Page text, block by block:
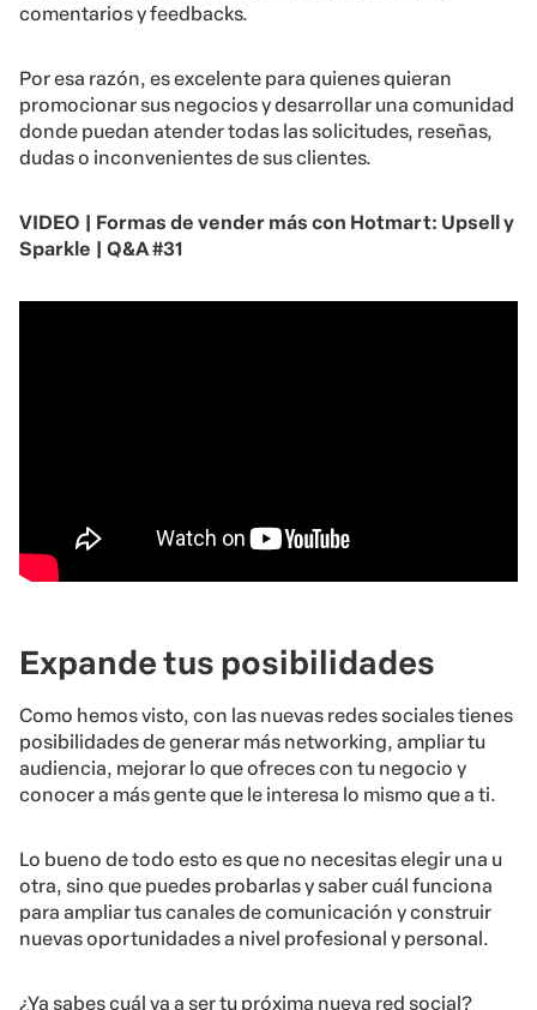
comentarios y feedbacks.
Por esa razón, es excelente para quienes quieran
promocionar sus negocios y desarrollar una comunidad
donde puedan atender todas las solicitudes, reseñas,
dudas o inconvenientes de sus clientes.
VIDEO | Formas de vender más con Hotmart: Upsell y
Sparkle | Q&A #31
Expande tus posibilidades
Como hemos visto, con las nuevas redes sociales tienes
posibilidades de generar más networking, ampliar tu
audiencia, mejorar lo que ofreces con tu negocio y
conocer a más gente que le interesa lo mismo que a ti.
Lo bueno de todo esto es que no necesitas elegir una u
otra, sino que puedes probarlas y saber cuál funciona
para ampliar tus canales de comunicación y construir
nuevas oportunidades a nivel profesional y personal.
¿Ya sabes cuál va a ser tu próxima nueva red social?